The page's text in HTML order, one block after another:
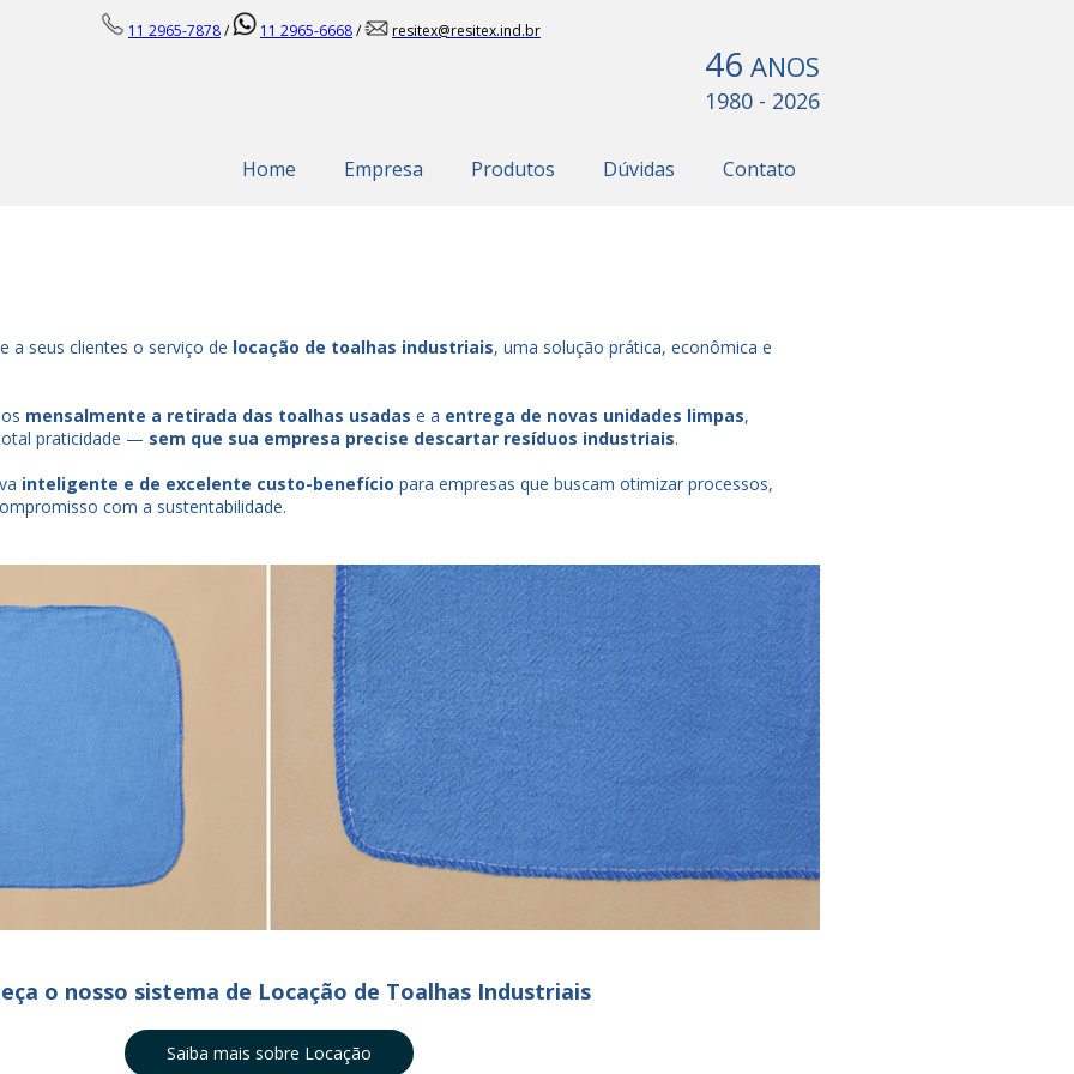
11 2965-7878/ 11 2965-6668/ resitex@resitex.ind.br
46 ANOS
1980 - 2026
Home Empresa Produtos Dúvidas Contato
a seus clientes o serviço de locação de toalhas industriais, uma solução prática, econômica e
mensalmente a retirada das toalhas usadas e a entrega de novas unidades limpas,
praticidade — sem que sua empresa precise descartar resíduos industriais.
inteligente e de excelente custo-benefício para empresas que buscam otimizar processos,
com a sustentabilidade.
o nosso sistema de Locação de Toalhas Industriais
Saiba mais sobre Locação